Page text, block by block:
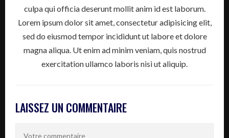
culpa qui officia deserunt mollit anim id est laborum.
Lorem ipsum dolor sit amet, consectetur adipisicing elit,
sed do eiusmod tempor incididunt ut labore et dolore
magna aliqua. Ut enim ad minim veniam, quis nostrud
exercitation ullamco laboris nisi ut aliquip.
LAISSEZ UN COMMENTAIRE